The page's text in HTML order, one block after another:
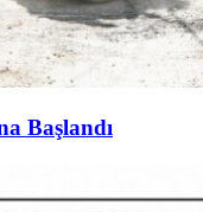
Başlandı